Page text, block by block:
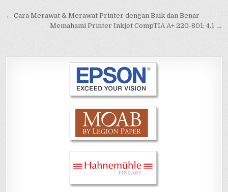
Post
navigation
← Cara Merawat & Merawat Printer dengan Baik dan Benar
Memahami Printer Inkjet CompTIA A+ 220-801: 4.1 →